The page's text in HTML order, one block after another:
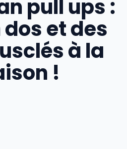
pull ups :
et des
à la
!